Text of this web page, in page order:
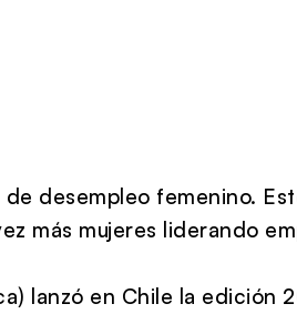
desempleo femenino.
más mujeres liderando
lanzó en Chile la edición